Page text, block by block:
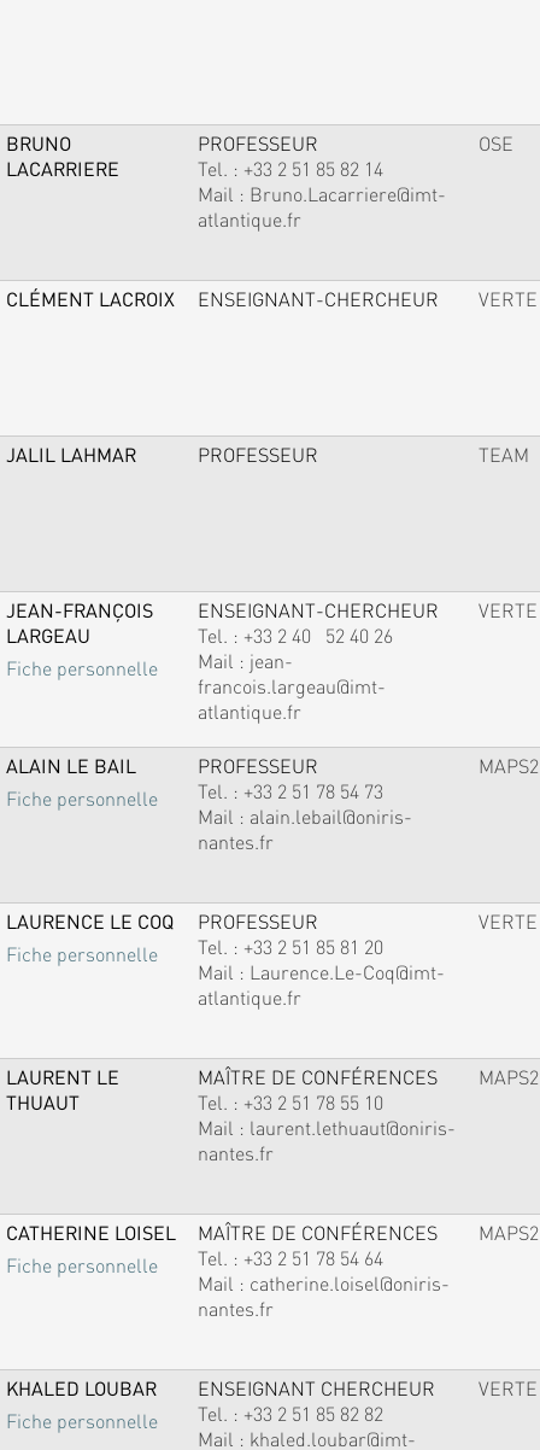
BRUNO
LACARRIERE
PROFESSEUR
Tel. : +33 2 51 85 82 14
Mail : Bruno.Lacarriere@imt-
atlantique.fr
OSE
CLÉMENT LACROIX ENSEIGNANT-CHERCHEUR VERTE
JALIL LAHMAR PROFESSEUR TEAM
JEAN-FRANÇOIS
LARGEAU
Fiche personnelle
ENSEIGNANT-CHERCHEUR
Tel. : +33 2 40 52 40 26
Mail : jean-
francois.largeau@imt-
atlantique.fr
VERTE
ALAIN LE BAIL
Fiche personnelle
PROFESSEUR
Tel. : +33 2 51 78 54 73
Mail : alain.lebail@oniris-
nantes.fr
MAPS2
LAURENCE LE COQ
Fiche personnelle
PROFESSEUR
Tel. : +33 2 51 85 81 20
Mail : Laurence.Le-Coq@imt-
atlantique.fr
VERTE
LAURENT LE
THUAUT
MAÎTRE DE CONFÉRENCES
Tel. : +33 2 51 78 55 10
Mail : laurent.lethuaut@oniris-
nantes.fr
MAPS2
CATHERINE LOISEL
Fiche personnelle
MAÎTRE DE CONFÉRENCES
Tel. : +33 2 51 78 54 64
Mail : catherine.loisel@oniris-
nantes.fr
MAPS2
KHALED LOUBAR
Fiche personnelle
ENSEIGNANT CHERCHEUR
Tel. : +33 2 51 85 82 82
Mail : khaled.loubar@imt-
VERTE